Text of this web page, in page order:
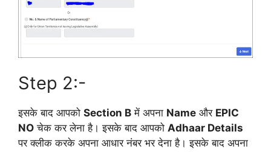
Step 2:-
इसके बाद आपको Section B में अपना Name और EPIC
NO चेक कर लेना है। इसके बाद आपको Adhaar Details
पर क्लीक करके अपना आधार नंबर भर देना है। इसके बाद अपना